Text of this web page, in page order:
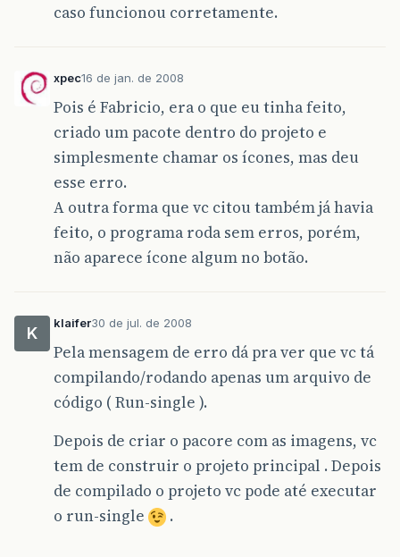
caso funcionou corretamente.
xpec16 de jan. de 2008
Pois é Fabricio, era o que eu tinha feito,
criado um pacote dentro do projeto e
simplesmente chamar os ícones, mas deu
esse erro.
A outra forma que vc citou também já havia
feito, o programa roda sem erros, porém,
não aparece ícone algum no botão.
K
klaifer30 de jul. de 2008
Pela mensagem de erro dá pra ver que vc tá
compilando/rodando apenas um arquivo de
código ( Run-single ).
Depois de criar o pacore com as imagens, vc
tem de construir o projeto principal . Depois
de compilado o projeto vc pode até executar
o run-single
.